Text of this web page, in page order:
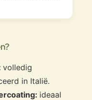
volledig
in Italië.
ideaal